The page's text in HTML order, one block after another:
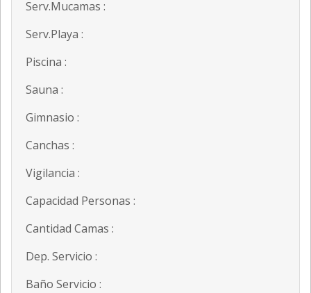
Serv.Mucamas :
Serv.Playa :
Piscina :
Sauna :
Gimnasio :
Canchas :
Vigilancia :
Capacidad Personas :
Cantidad Camas :
Dep. Servicio :
Baño Servicio :